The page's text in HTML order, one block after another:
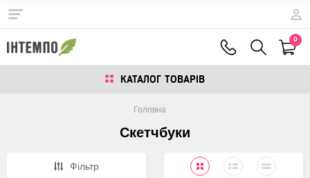
0
КАТАЛОГ ТОВАРIВ
Головна
Скетчбуки
Фiльтр